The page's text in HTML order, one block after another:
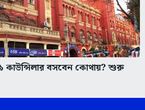
বসবেন কোথায়? শুরু